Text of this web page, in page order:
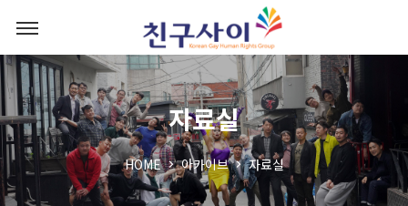
자료실
HOME 아카이브 자료실